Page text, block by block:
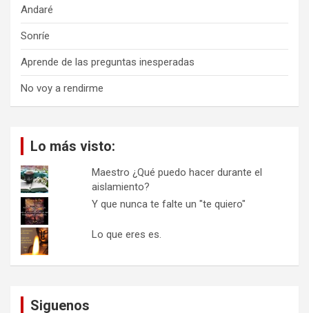
Andaré
Sonríe
Aprende de las preguntas inesperadas
No voy a rendirme
Lo más visto:
Maestro ¿Qué puedo hacer durante el
aislamiento?
Y que nunca te falte un "te quiero"
Lo que eres es.
Siguenos